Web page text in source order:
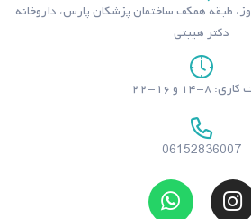
طبقه همکف ساختمان پزشکان پارس، داروخانه
دکتر هیبتی
۸-۱۴ و ۱۶-۲۲
06152836007